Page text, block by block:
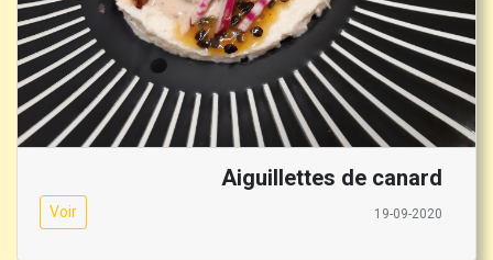
Aiguillettes de canard
Voir 19-09-2020